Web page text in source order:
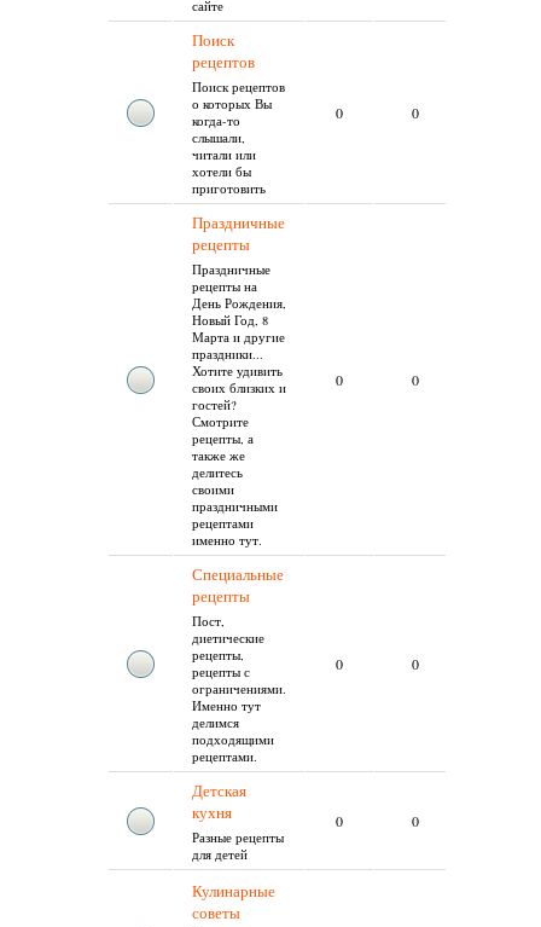
сайте
Поиск
рецептов
Поиск рецептов
о которых Вы
когда-то
слышали,
читали или
хотели бы
приготовить
0 0
Праздничные
рецепты
Праздничные
рецепты на
День Рождения,
Новый Год, 8
Марта и другие
праздники...
Хотите удивить
своих близких и
гостей?
Смотрите
рецепты, а
также же
делитесь
своими
праздничными
рецептами
именно тут.
0 0
Специальные
рецепты
Пост,
диетические
рецепты,
рецепты с
ограничениями.
Именно тут
делимся
подходящими
рецептами.
0 0
Детская
кухня
Разные рецепты
для детей
0 0
Кулинарные
советы